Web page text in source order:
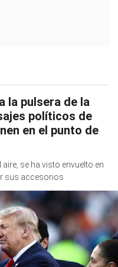
la pulsera de la
políticos de
en el punto de
aire, se ha visto envuelto en
sus accesorios